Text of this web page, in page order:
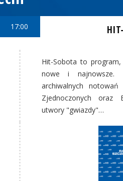
17:00
Hit-Sobota to
nowe i najnowsze.
archiwalnych
Zjednoczonych oraz
utwory "gwiazdy"…